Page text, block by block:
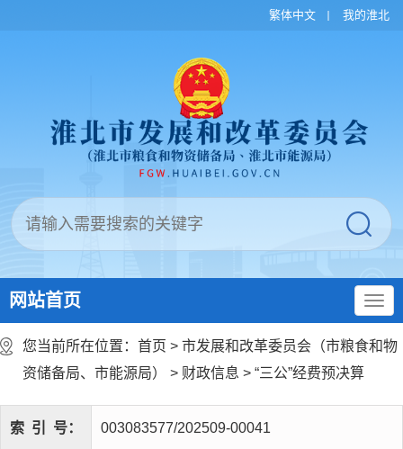
繁体中文 我的淮北
网站首页
您当前所在位置： 首页 > 市发展和改革委员会（市粮食和物
资储备局、市能源局）
> 财政信息 > “三公”经费预决算
索 引 号： 003083577/202509-00041